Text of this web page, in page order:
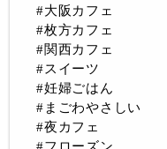
#大阪カフェ
#枚方カフェ
#関西カフェ
#スイーツ
#妊婦ごはん
#まごわやさしい
#夜カフェ